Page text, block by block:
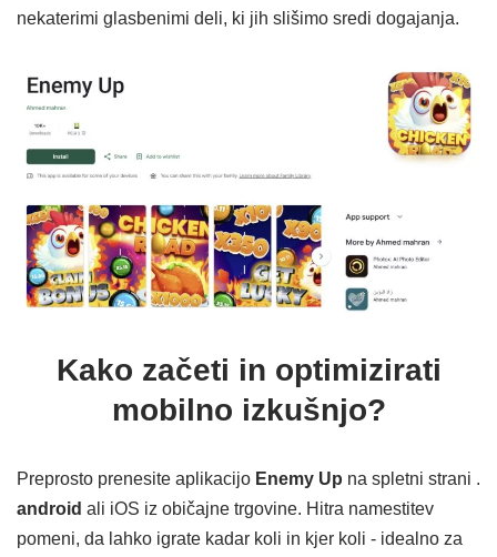
nekaterimi glasbenimi deli, ki jih slišimo sredi dogajanja.
Kako začeti in optimizirati
mobilno izkušnjo?
Preprosto prenesite aplikacijo Enemy Up na spletni strani .
android ali iOS iz običajne trgovine. Hitra namestitev
pomeni, da lahko igrate kadar koli in kjer koli - idealno za